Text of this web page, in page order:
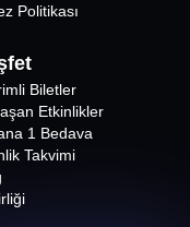
Politikası
Biletler
Etkinlikler
1 Bedava
Takvimi